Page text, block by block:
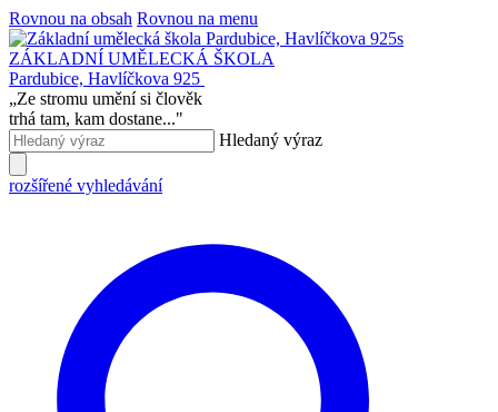
Rovnou na obsah Rovnou na menu
ZÁKLADNÍ UMĚLECKÁ ŠKOLA
Pardubice, Havlíčkova 925
„Ze stromu umění si člověk
trhá tam, kam dostane..."
Hledaný výraz
rozšířené vyhledávání